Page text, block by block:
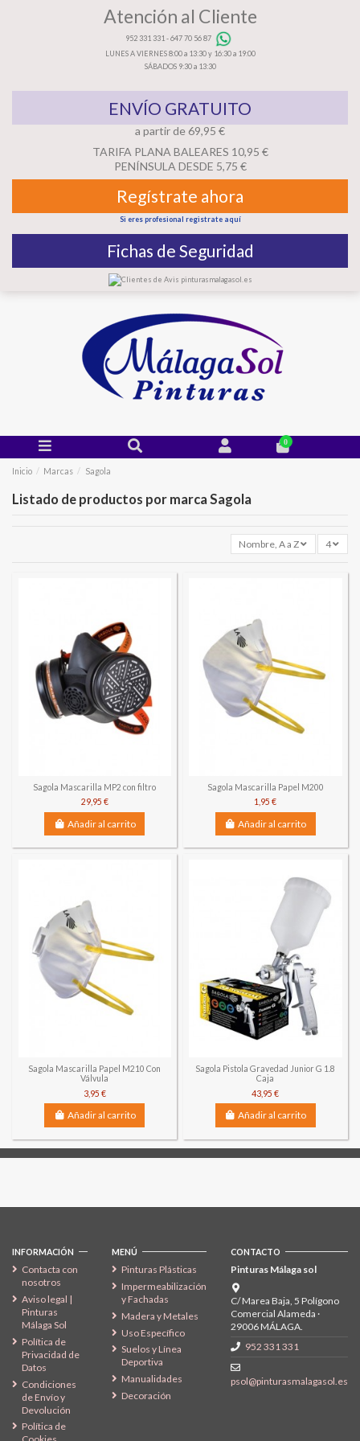
Atención al Cliente
952 331 331 -647 70 56 87
LUNES A VIERNES 8:00 a 13:30 y 16:30 a 19:00
SÁBADOS 9:30 a 13:30
ENVÍO GRATUITO
a partir de 69,95 €
TARIFA PLANA BALEARES 10,95 €
PENÍNSULA DESDE 5,75 €
Regístrate ahora
Si eres profesional registrate aquí
Fichas de Seguridad
0
Inicio Marcas Sagola
Listado de productos por marca Sagola
Nombre, A a Z 4
Sagola Mascarilla MP2 con filtro
29,95 €
Añadir al carrito
Sagola Mascarilla Papel M200
1,95 €
Añadir al carrito
Sagola Mascarilla Papel M210 Con
Válvula
3,95 €
Añadir al carrito
Sagola Pistola Gravedad Junior G 1.8
Caja
43,95 €
Añadir al carrito
INFORMACIÓN
Contacta con
nosotros
Aviso legal |
Pinturas
Málaga Sol
Política de
Privacidad de
Datos
Condiciones
de Envío y
Devolución
Política de
MENÚ
Pinturas Plásticas
Impermeabilización
y Fachadas
Madera y Metales
Uso Específico
Suelos y Línea
Deportiva
Manualidades
Decoración
CONTACTO
Pinturas Málaga sol
C/ Marea Baja, 5 Polígono
Comercial Alameda ·
29006 MÁLAGA.
952 331 331
psol@pinturasmalagasol.es